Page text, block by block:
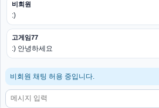
비회원
:)
고게임77
:) 안녕하세요
비회원 채팅 허용 중입니다.